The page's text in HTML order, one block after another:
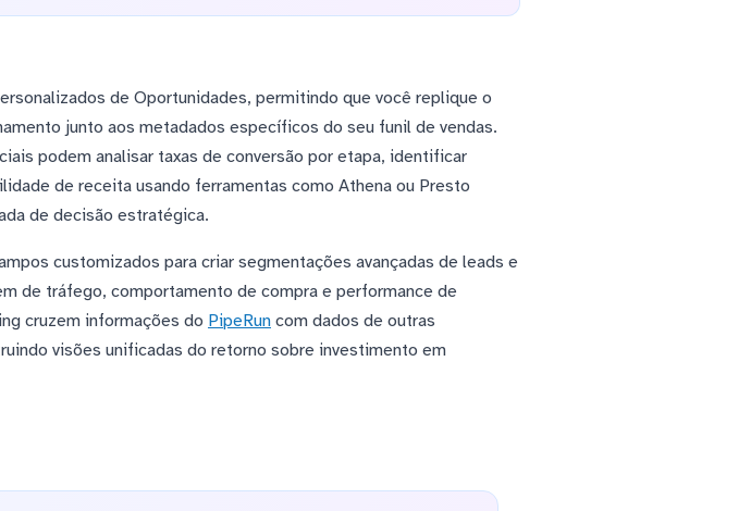
de Oportunidades, permitindo que você replique o
junto aos metadados específicos do seu funil de vendas.
podem analisar taxas de conversão por etapa, identificar
de receita usando ferramentas como Athena ou Presto
de decisão estratégica.
customizados para criar segmentações avançadas de leads e
de tráfego, comportamento de compra e performance de
cruzem informações do PipeRuncom dados de outras
visões unificadas do retorno sobre investimento em